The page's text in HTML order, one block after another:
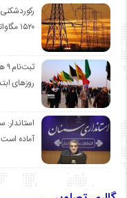
۱۵۲۰ مگاواتی با «قرار همدلی» مردم
روزهای
آماده است